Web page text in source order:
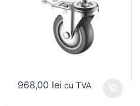
968,00 lei cu TVA